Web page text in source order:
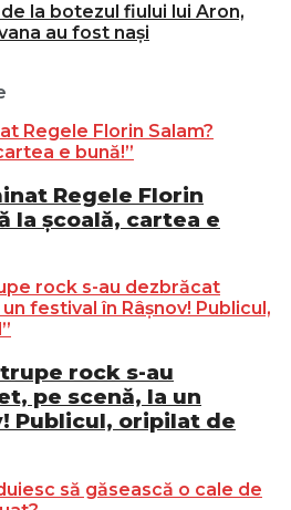
la botezul fiului lui Aron,
au fost nași
Regele Florin
la școală, cartea e
rock s-au
pe scenă, la un
Publicul, oripilat de